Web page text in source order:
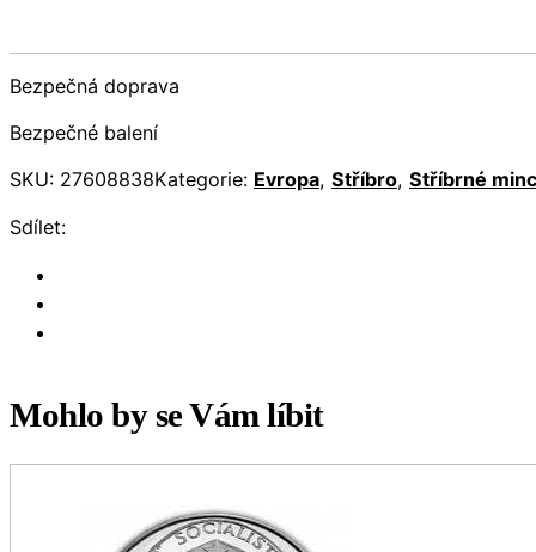
Bezpečná doprava
Bezpečné balení
SKU: 27608838Kategorie: Evropa, Stříbro, Stříbrné
Sdílet:
Mohlo by se Vám líbit